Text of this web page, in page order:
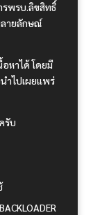
รพรบ.ลิขสิทธิ์
ลายลักษณ์
หาได้ โดยมี
ำไปเผยแพร่
รับ